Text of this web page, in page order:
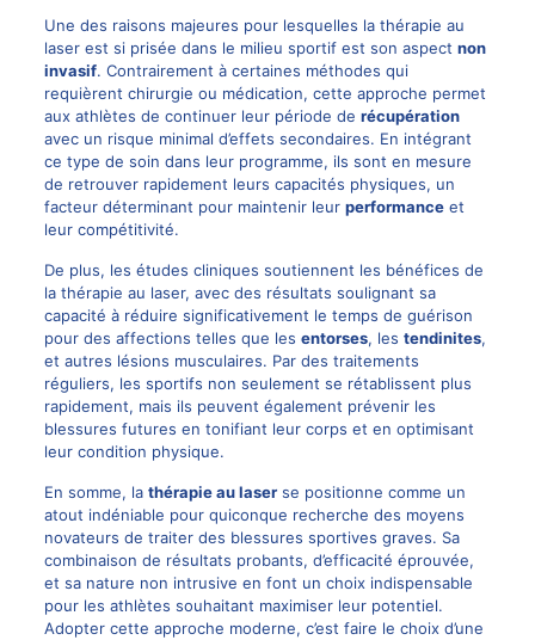
Une des raisons majeures pour lesquelles la thérapie au
laser est si prisée dans le milieu sportif est son aspect non
invasif. Contrairement à certaines méthodes qui
requièrent chirurgie ou médication, cette approche permet
aux athlètes de continuer leur période de récupération
avec un risque minimal d’effets secondaires. En intégrant
ce type de soin dans leur programme, ils sont en mesure
de retrouver rapidement leurs capacités physiques, un
facteur déterminant pour maintenir leur performanceet
leur compétitivité.
De plus, les études cliniques soutiennent les bénéfices de
la thérapie au laser, avec des résultats soulignant sa
capacité à réduire significativement le temps de guérison
pour des affections telles que les entorses, les tendinites,
et autres lésions musculaires. Par des traitements
réguliers, les sportifs non seulement se rétablissent plus
rapidement, mais ils peuvent également prévenir les
blessures futures en tonifiant leur corps et en optimisant
leur condition physique.
En somme, la thérapie au laserse positionne comme un
atout indéniable pour quiconque recherche des moyens
novateurs de traiter des blessures sportives graves. Sa
combinaison de résultats probants, d’efficacité éprouvée,
et sa nature non intrusive en font un choix indispensable
pour les athlètes souhaitant maximiser leur potentiel.
Adopter cette approche moderne, c’est faire le choix d’une